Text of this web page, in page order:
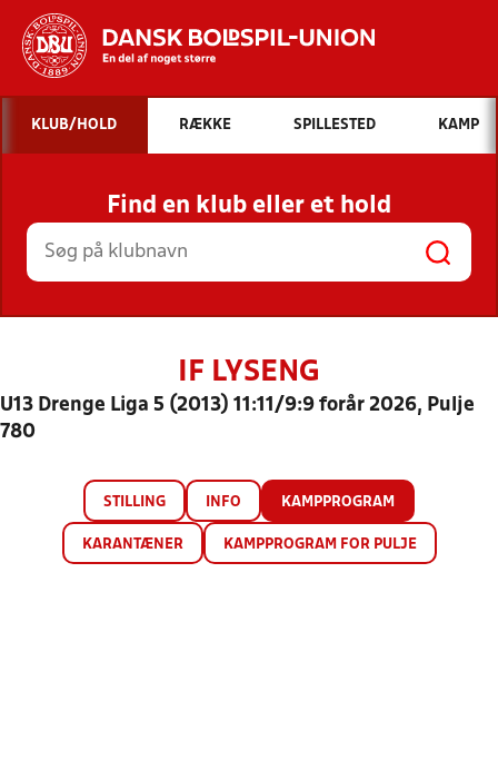
Hvad vil du søge efter?
INDHOLD OG NYHEDER
STILLINGER, RESULTATER, KLUBBER OG
HOLD
KLUB/HOLD RÆKKE SPILLESTED KAMP
Find en klub eller et hold
IF LYSENG
U13 Drenge Liga 5 (2013) 11:11/9:9 forår 2026, Pulje
780
STILLING INFO KAMPPROGRAM
KARANTÆNER KAMPPROGRAM FOR PULJE